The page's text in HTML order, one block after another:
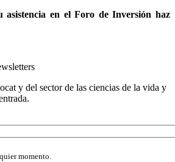
asistencia en el Foro de Inversión haz
y del sector de las ciencias de la vida y
momento.